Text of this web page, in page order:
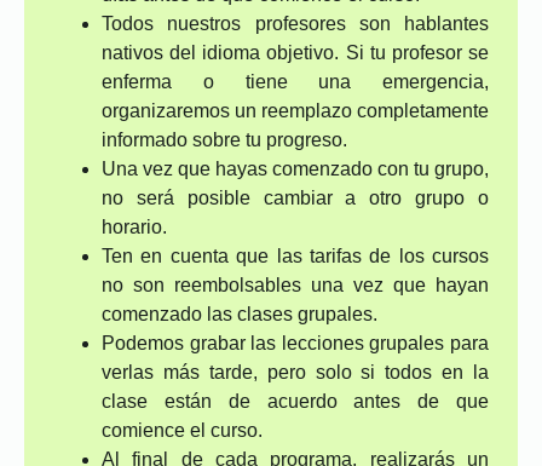
Todos nuestros profesores son hablantes
nativos del idioma objetivo. Si tu profesor se
enferma o tiene una emergencia,
organizaremos un reemplazo completamente
informado sobre tu progreso.
Una vez que hayas comenzado con tu grupo,
no será posible cambiar a otro grupo o
horario.
Ten en cuenta que las tarifas de los cursos
no son reembolsables una vez que hayan
comenzado las clases grupales.
Podemos grabar las lecciones grupales para
verlas más tarde, pero solo si todos en la
clase están de acuerdo antes de que
comience el curso.
Al final de cada programa, realizarás un